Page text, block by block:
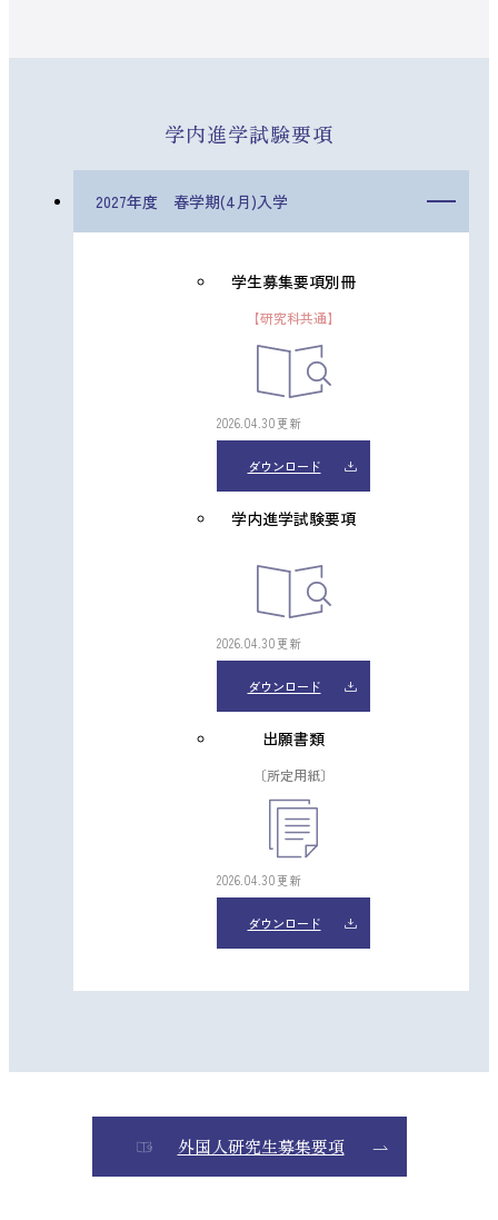
学内進学試験要項
2027年度 春学期(4月)入学
学生募集要項別冊
【研究科共通】
2026.04.30更新
ダウンロード
学内進学試験要項
2026.04.30更新
ダウンロード
出願書類
〔所定用紙〕
2026.04.30更新
ダウンロード
外国人研究生募集要項